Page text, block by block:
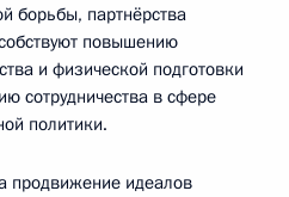
борьбы, партнёрства
повышению
и физической подготовки
сотрудничества в сфере
политики.
продвижение идеалов